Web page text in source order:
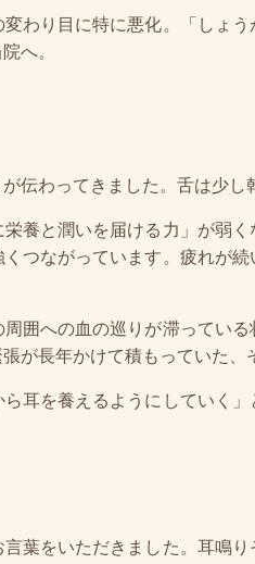
わり目に特に悪化。「しょう
へ。
伝わってきました。舌は少し
養と潤いを届ける力」が弱
つながっています。疲れが
囲への血の巡りが滞ってい
が長年かけて積もっていた、
耳を養えるようにしていく
葉をいただきました。耳鳴